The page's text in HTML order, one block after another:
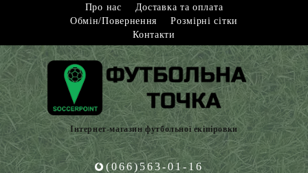
Про нас
Доставка та оплата
Обмін/Повернення
Розмірні сітки
Контакти
Інтернет-магазин футбольної екіпіровки
(066)563-01-16